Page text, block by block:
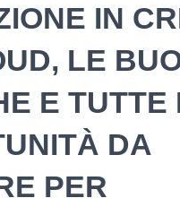
IN
LE
E TUTTE
DA
PER